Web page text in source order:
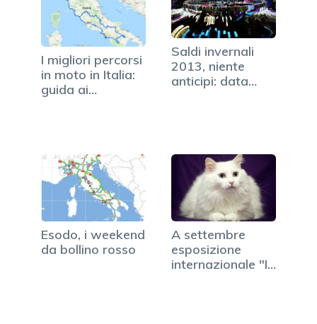
I migliori percorsi
in moto in Italia:
guida ai…
Saldi invernali
2013, niente
anticipi: data
Esodo, i weekend
da bollino rosso
A settembre
esposizione
internazionale "I